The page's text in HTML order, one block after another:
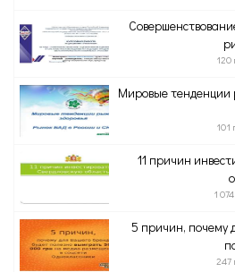
120
Мировые тенденции
101
11 причин
1
5 причин, почему
247